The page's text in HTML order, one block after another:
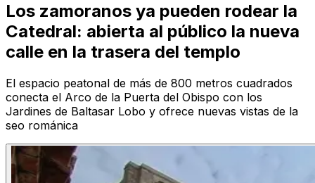
Los zamoranos ya pueden rodear la
Catedral: abierta al público la nueva
calle en la trasera del templo
El espacio peatonal de más de 800 metros cuadrados
conecta el Arco de la Puerta del Obispo con los
Jardines de Baltasar Lobo y ofrece nuevas vistas de la
seo románica